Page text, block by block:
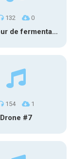
132 0
Barboteur de fermentation #2
154 1
Drone #7